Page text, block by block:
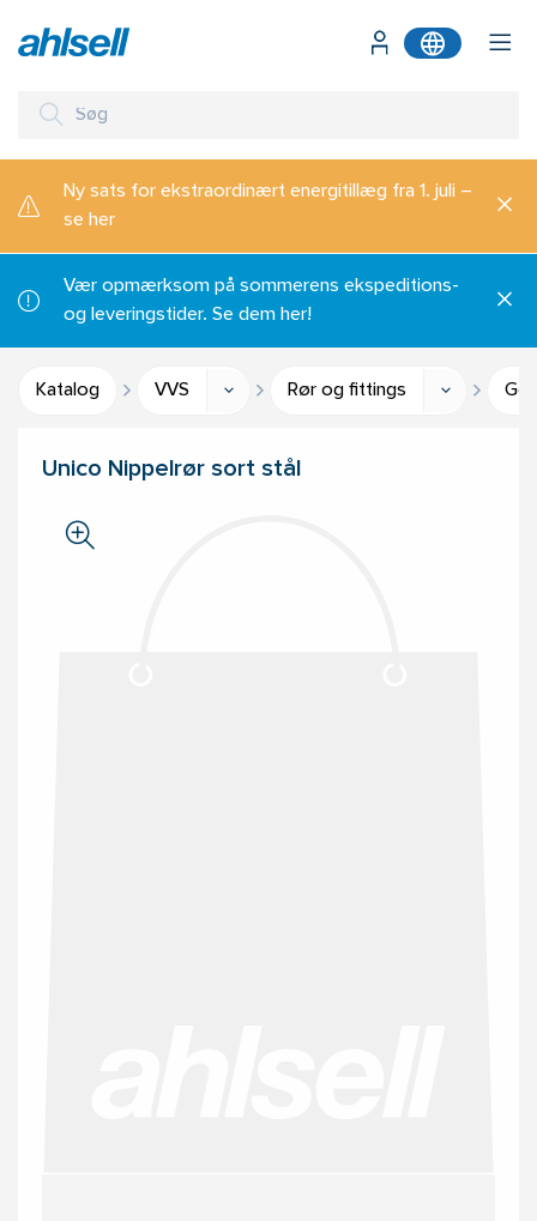
Ny sats for ekstraordinært energitillæg fra 1. juli –
se her
Vær opmærksom på sommerens ekspeditions-
og leveringstider. Se dem her!
Katalog VVS Rør og fittings
Unico Nippelrør sort stål